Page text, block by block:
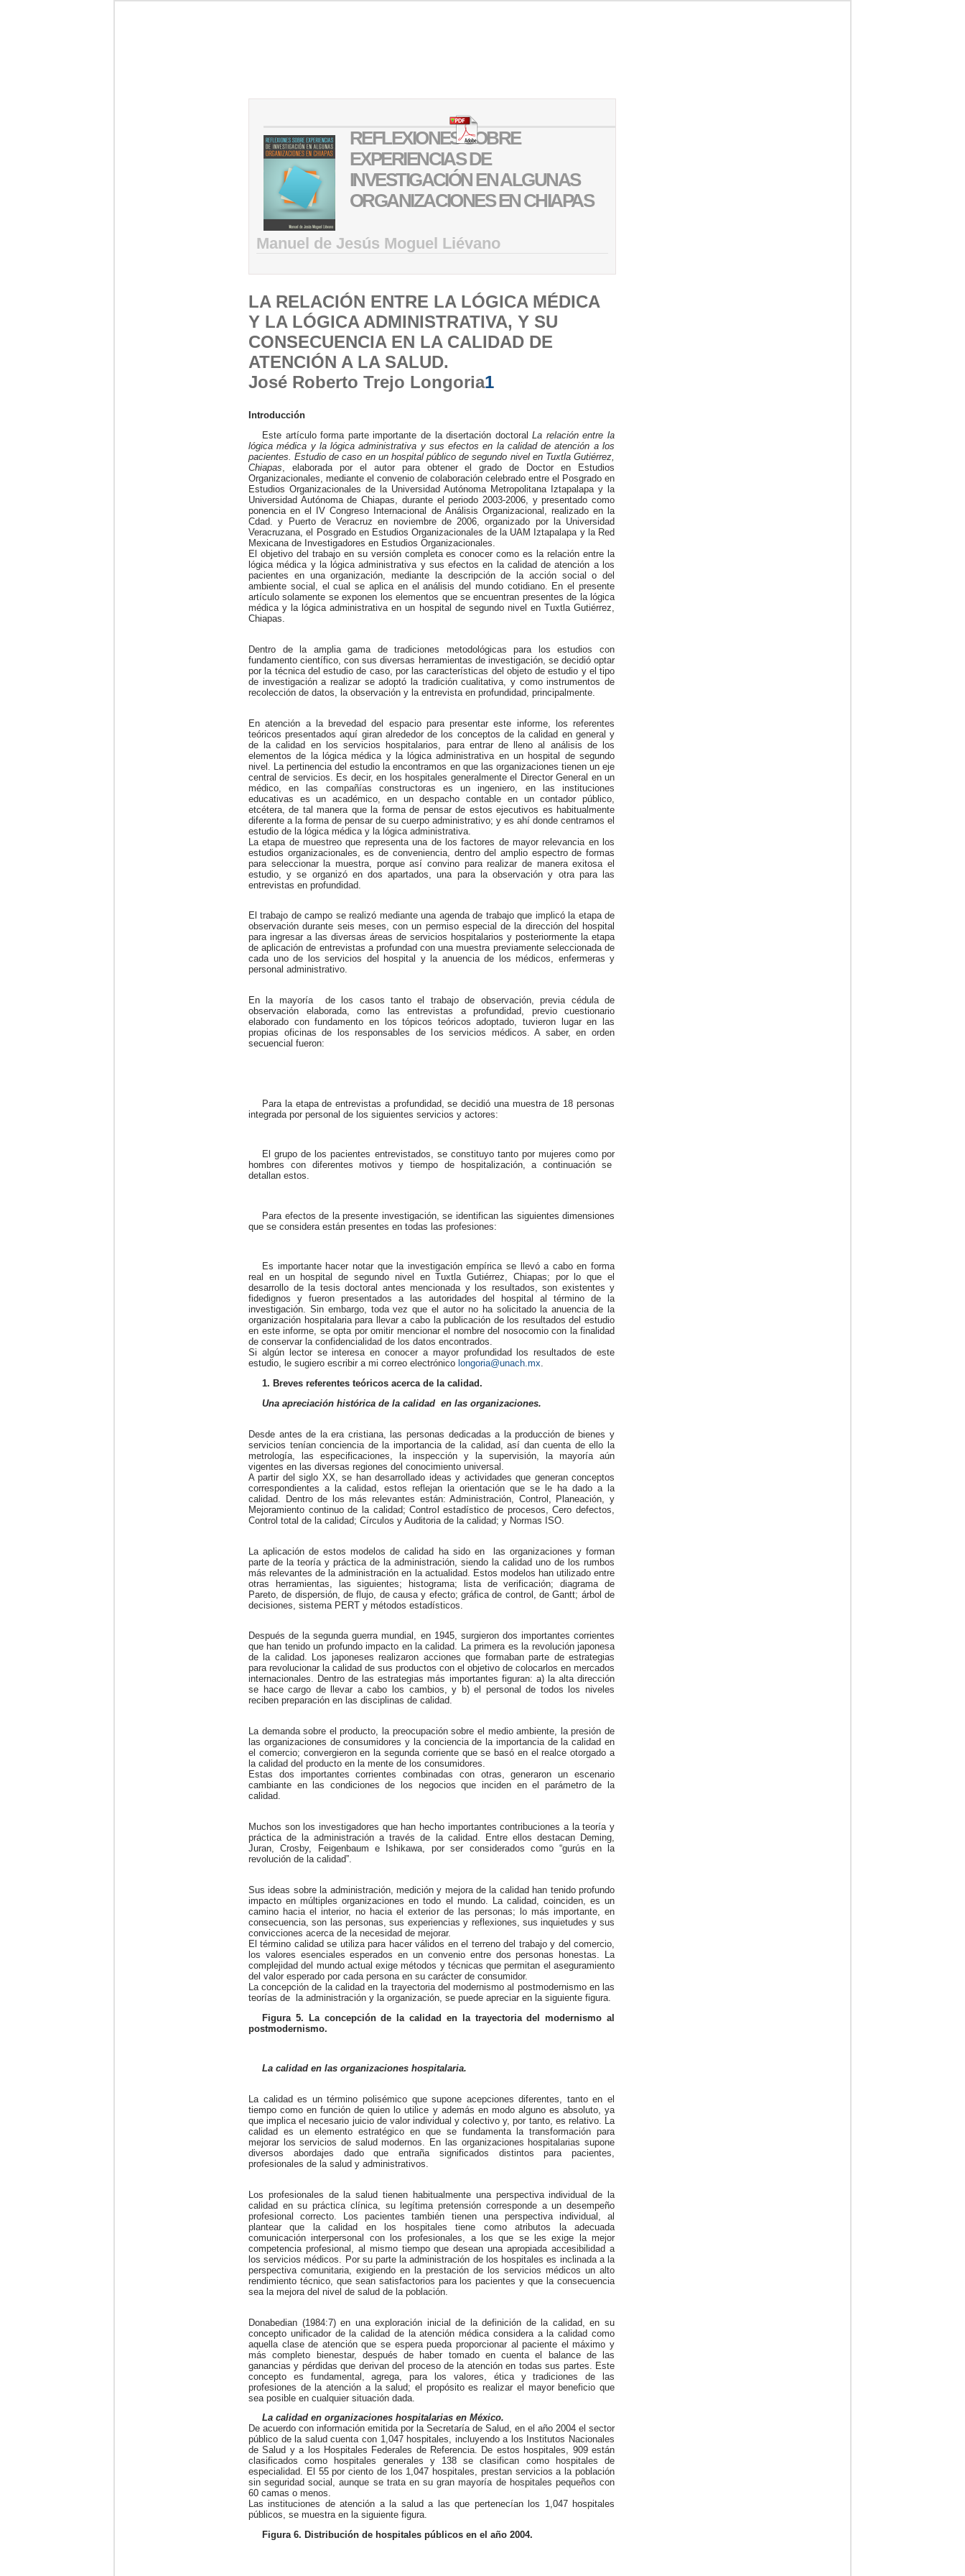
REFLEXIONES SOBRE
EXPERIENCIAS DE
INVESTIGACIÓN EN ALGUNAS
ORGANIZACIONES EN CHIAPAS
Manuel de Jesús Moguel Liévano
LA RELACIÓN ENTRE LA LÓGICA MÉDICA
Y LA LÓGICA ADMINISTRATIVA, Y SU
CONSECUENCIA EN LA CALIDAD DE
ATENCIÓN A LA SALUD.
José Roberto Trejo Longoria1
Introducción
Este artículo forma parte importante de la disertación doctoralLa relación entre la
lógica médica y la lógica administrativa y sus efectos en la calidad de atención a los
pacientes. Estudio de caso en un hospital público de segundo nivel en Tuxtla Gutiérrez,
Chiapas, elaborada por el autor para obtener el grado de Doctor en Estudios
Organizacionales, mediante el convenio de colaboración celebrado entre el Posgrado en
Estudios Organizacionales de la Universidad Autónoma Metropolitana Iztapalapa y la
Universidad Autónoma de Chiapas, durante el periodo 2003-2006, y presentado como
ponencia en el IV Congreso Internacional de Análisis Organizacional, realizado en la
Cdad. y Puerto de Veracruz en noviembre de 2006, organizado por la Universidad
Veracruzana, el Posgrado en Estudios Organizacionales de la UAM Iztapalapa y la Red
Mexicana de Investigadores en Estudios Organizacionales.
El objetivo del trabajo en su versión completa es conocer como es la relación entre la
lógica médica y la lógica administrativa y sus efectos en la calidad de atención a los
pacientes en una organización, mediante la descripción de la acción social o del
ambiente social, el cual se aplica en el análisis del mundo cotidiano. En el presente
artículo solamente se exponen los elementos que se encuentran presentes de la lógica
médica y la lógica administrativa en un hospital de segundo nivel en Tuxtla Gutiérrez,
Chiapas.
Dentro de la amplia gama de tradiciones metodológicas para los estudios con
fundamento científico, con sus diversas herramientas de investigación, se decidió optar
por la técnica del estudio de caso, por las características del objeto de estudio y el tipo
de investigación a realizar se adoptó la tradición cualitativa, y como instrumentos de
recolección de datos, la observación y la entrevista en profundidad, principalmente.
En atención a la brevedad del espacio para presentar este informe, los referentes
teóricos presentados aquí giran alrededor de los conceptos de la calidad en general y
de la calidad en los servicios hospitalarios, para entrar de lleno al análisis de los
elementos de la lógica médica y la lógica administrativa en un hospital de segundo
nivel. La pertinencia del estudio la encontramos en que las organizaciones tienen un eje
central de servicios. Es decir, en los hospitales generalmente el Director General en un
médico, en las compañías constructoras es un ingeniero, en las instituciones
educativas es un académico, en un despacho contable en un contador público,
etcétera, de tal manera que la forma de pensar de estos ejecutivos es habitualmente
diferente a la forma de pensar de su cuerpo administrativo; y es ahí donde centramos el
estudio de la lógica médica y la lógica administrativa.
La etapa de muestreo que representa una de los factores de mayor relevancia en los
estudios organizacionales, es de conveniencia, dentro del amplio espectro de formas
para seleccionar la muestra, porque así convino para realizar de manera exitosa el
estudio, y se organizó en dos apartados, una para la observación y otra para las
entrevistas en profundidad.
El trabajo de campo se realizó mediante una agenda de trabajo que implicó la etapa de
observación durante seis meses, con un permiso especial de la dirección del hospital
para ingresar a las diversas áreas de servicios hospitalarios y posteriormente la etapa
de aplicación de entrevistas a profundad con una muestra previamente seleccionada de
cada uno de los servicios del hospital y la anuencia de los médicos, enfermeras y
personal administrativo.
En la mayoría de los casos tanto el trabajo de observación, previa cédula de
observación elaborada, como las entrevistas a profundidad, previo cuestionario
elaborado con fundamento en los tópicos teóricos adoptado, tuvieron lugar en las
propias oficinas de los responsables de los servicios médicos. A saber, en orden
secuencial fueron:
Para la etapa de entrevistas a profundidad, se decidió una muestra de 18 personas
integrada por personal de los siguientes servicios y actores:
El grupo de los pacientes entrevistados, se constituyo tanto por mujeres como por
hombres con diferentes motivos y tiempo de hospitalización, a continuación se
detallan estos.
Para efectos de la presente investigación, se identifican las siguientes dimensiones
que se considera están presentes en todas las profesiones:
Es importante hacer notar que la investigación empírica se llevó a cabo en forma
real en un hospital de segundo nivel en Tuxtla Gutiérrez, Chiapas; por lo que el
desarrollo de la tesis doctoral antes mencionada y los resultados, son existentes y
fidedignos y fueron presentados a las autoridades del hospital al término de la
investigación. Sin embargo, toda vez que el autor no ha solicitado la anuencia de la
organización hospitalaria para llevar a cabo la publicación de los resultados del estudio
en este informe, se opta por omitir mencionar el nombre del nosocomio con la finalidad
de conservar la confidencialidad de los datos encontrados.
Si algún lector se interesa en conocer a mayor profundidad los resultados de este
estudio, le sugiero escribir a mi correo electrónico longoria@unach.mx.
1. Breves referentes teóricos acerca de la calidad.
Una apreciación histórica de la calidad en las organizaciones.
Desde antes de la era cristiana, las personas dedicadas a la producción de bienes y
servicios tenían conciencia de la importancia de la calidad, así dan cuenta de ello la
metrología, las especificaciones, la inspección y la supervisión, la mayoría aún
vigentes en las diversas regiones del conocimiento universal.
A partir del siglo XX, se han desarrollado ideas y actividades que generan conceptos
correspondientes a la calidad, estos reflejan la orientación que se le ha dado a la
calidad. Dentro de los más relevantes están: Administración, Control, Planeación, y
Mejoramiento continuo de la calidad; Control estadístico de procesos, Cero defectos,
Control total de la calidad; Círculos y Auditoria de la calidad; y Normas ISO.
La aplicación de estos modelos de calidad ha sido en las organizaciones y forman
parte de la teoría y práctica de la administración, siendo la calidad uno de los rumbos
más relevantes de la administración en la actualidad. Estos modelos han utilizado entre
otras herramientas, las siguientes; histograma; lista de verificación; diagrama de
Pareto, de dispersión, de flujo, de causa y efecto; gráfica de control, de Gantt; árbol de
decisiones, sistema PERT y métodos estadísticos.
Después de la segunda guerra mundial, en 1945, surgieron dos importantes corrientes
que han tenido un profundo impacto en la calidad. La primera es la revolución japonesa
de la calidad. Los japoneses realizaron acciones que formaban parte de estrategias
para revolucionar la calidad de sus productos con el objetivo de colocarlos en mercados
internacionales. Dentro de las estrategias más importantes figuran: a) la alta dirección
se hace cargo de llevar a cabo los cambios, y b) el personal de todos los niveles
reciben preparación en las disciplinas de calidad.
La demanda sobre el producto, la preocupación sobre el medio ambiente, la presión de
las organizaciones de consumidores y la conciencia de la importancia de la calidad en
el comercio; convergieron en la segunda corriente que se basó en el realce otorgado a
la calidad del producto en la mente de los consumidores.
Estas dos importantes corrientes combinadas con otras, generaron un escenario
cambiante en las condiciones de los negocios que inciden en el parámetro de la
calidad.
Muchos son los investigadores que han hecho importantes contribuciones a la teoría y
práctica de la administración a través de la calidad. Entre ellos destacan Deming,
Juran, Crosby, Feigenbaum e Ishikawa, por ser considerados como “gurús en la
revolución de la calidad”.
Sus ideas sobre la administración, medición y mejora de la calidad han tenido profundo
impacto en múltiples organizaciones en todo el mundo. La calidad, coinciden, es un
camino hacia el interior, no hacia el exterior de las personas; lo más importante, en
consecuencia, son las personas, sus experiencias y reflexiones, sus inquietudes y sus
convicciones acerca de la necesidad de mejorar.
El término calidad se utiliza para hacer válidos en el terreno del trabajo y del comercio,
los valores esenciales esperados en un convenio entre dos personas honestas. La
complejidad del mundo actual exige métodos y técnicas que permitan el aseguramiento
del valor esperado por cada persona en su carácter de consumidor.
La concepción de la calidad en la trayectoria del modernismo al postmodernismo en las
teorías de la administración y la organización, se puede apreciar en la siguiente figura.
Figura 5. La concepción de la calidad en la trayectoria del modernismo al
postmodernismo.
La calidad en las organizaciones hospitalaria.
La calidad es un término polisémico que supone acepciones diferentes, tanto en el
tiempo como en función de quien lo utilice y además en modo alguno es absoluto, ya
que implica el necesario juicio de valor individual y colectivo y, por tanto, es relativo. La
calidad es un elemento estratégico en que se fundamenta la transformación para
mejorar los servicios de salud modernos. En las organizaciones hospitalarias supone
diversos abordajes dado que entraña significados distintos para pacientes,
profesionales de la salud y administrativos.
Los profesionales de la salud tienen habitualmente una perspectiva individual de la
calidad en su práctica clínica, su legítima pretensión corresponde a un desempeño
profesional correcto. Los pacientes también tienen una perspectiva individual, al
plantear que la calidad en los hospitales tiene como atributos la adecuada
comunicación interpersonal con los profesionales, a los que se les exige la mejor
competencia profesional, al mismo tiempo que desean una apropiada accesibilidad a
los servicios médicos. Por su parte la administración de los hospitales es inclinada a la
perspectiva comunitaria, exigiendo en la prestación de los servicios médicos un alto
rendimiento técnico, que sean satisfactorios para los pacientes y que la consecuencia
sea la mejora del nivel de salud de la población.
Donabedian (1984:7) en una exploración inicial de la definición de la calidad, en su
concepto unificador de la calidad de la atención médica considera a la calidad como
aquella clase de atención que se espera pueda proporcionar al paciente el máximo y
más completo bienestar, después de haber tomado en cuenta el balance de las
ganancias y pérdidas que derivan del proceso de la atención en todas sus partes. Este
concepto es fundamental, agrega, para los valores, ética y tradiciones de las
profesiones de la atención a la salud; el propósito es realizar el mayor beneficio que
sea posible en cualquier situación dada.
La calidad en organizaciones hospitalarias en México.
De acuerdo con información emitida por la Secretaría de Salud, en el año 2004 el sector
público de la salud cuenta con 1,047 hospitales, incluyendo a los Institutos Nacionales
de Salud y a los Hospitales Federales de Referencia. De estos hospitales, 909 están
clasificados como hospitales generales y 138 se clasifican como hospitales de
especialidad. El 55 por ciento de los 1,047 hospitales, prestan servicios a la población
sin seguridad social, aunque se trata en su gran mayoría de hospitales pequeños con
60 camas o menos.
Las instituciones de atención a la salud a las que pertenecían los 1,047 hospitales
públicos, se muestra en la siguiente figura.
Figura 6. Distribución de hospitales públicos en el año 2004.